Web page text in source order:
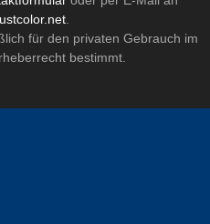
für den privaten Gebrauch im
bestimmt.